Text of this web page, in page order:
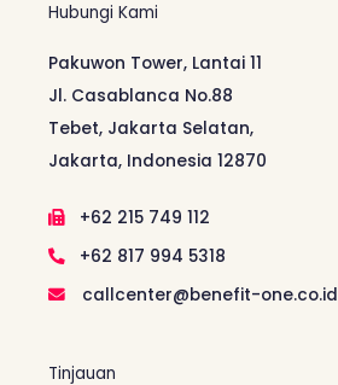
Hubungi Kami
Pakuwon Tower, Lantai 11
Jl. Casablanca No.88
Tebet, Jakarta Selatan,
Jakarta, Indonesia 12870
+62 215 749 112
+62 817 994 5318
callcenter@benefit-one.co.id
Tinjauan